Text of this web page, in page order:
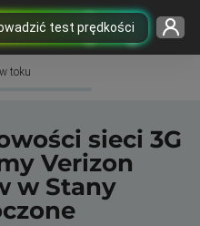
test prędkości
toku
sieci 3G
Verizon
w Stany